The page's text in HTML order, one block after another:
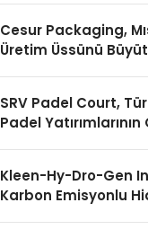
Cesur Packaging,
Üretim Üssünü
SRV Padel Court,
Padel Yatırımlarının
Kleen-Hy-Dro-Gen
Karbon Emisyonlu